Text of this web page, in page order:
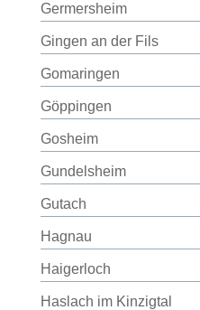
Germersheim
Gingen an der Fils
Gomaringen
Göppingen
Gosheim
Gundelsheim
Gutach
Hagnau
Haigerloch
Haslach im Kinzigtal